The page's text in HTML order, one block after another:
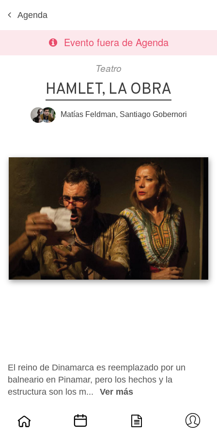
Agenda
Evento fuera de Agenda
Teatro
HAMLET, LA OBRA
Matías Feldman, Santiago Gobernori
El reino de Dinamarca es reemplazado por un
balneario en Pinamar, pero los hechos y la
estructura son los m...
Ver más